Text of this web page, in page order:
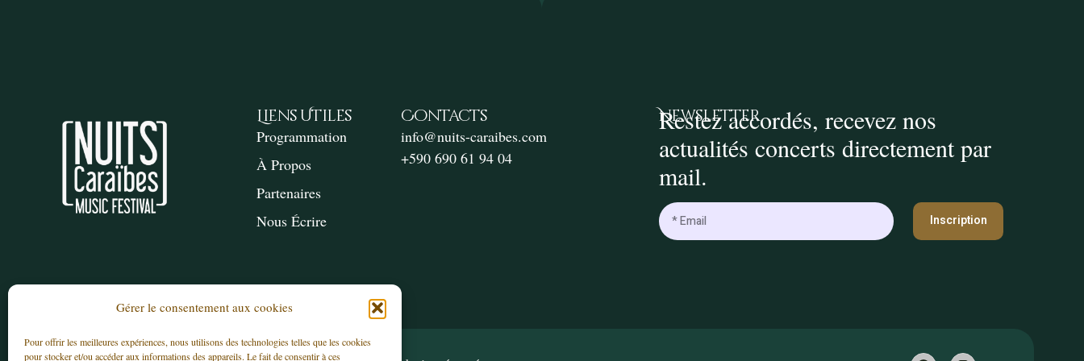
Gérer le consentement aux cookies
Pour offrir les meilleures expériences, nous utilisons des technologies telles que les cookies
pour stocker et/ou accéder aux informations des appareils. Le fait de consentir à ces
Liens Utiles
Programmation
À Propos
Partenaires
Nous Écrire
Contacts
info@nuits-caraibes.com
+590 690 61 94 04
Newsletter
Restez accordés, recevez nos
actualités concerts directement par
mail.
Inscription